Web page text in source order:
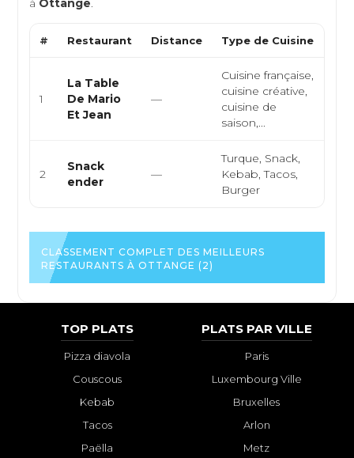
à Ottange.
# Restaurant Distance Type de Cuisine
1
La Table
De Mario
Et Jean
—
Cuisine française,
cuisine créative,
cuisine de
saison,...
2
Snack
ender
—
Turque, Snack,
Kebab, Tacos,
Burger
CLASSEMENT COMPLET DES MEILLEURS
RESTAURANTS À OTTANGE (2)
TOP PLATS
Pizza diavola
Couscous
Kebab
Tacos
Paëlla
PLATS PAR VILLE
Paris
Luxembourg Ville
Bruxelles
Arlon
Metz